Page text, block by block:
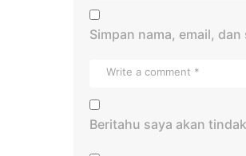
Simpan nama, email,
Beritahu saya akan